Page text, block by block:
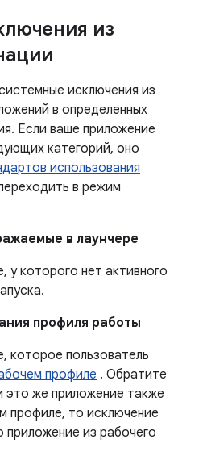
из
исключения из
в определенных
Если ваше приложение
категорий, оно
использования
в режим
в лаунчере
у которого нет активного
профиля работы
которое пользователь
профиле . Обратите
это же приложение также
профиле, то исключение
приложение из рабочего